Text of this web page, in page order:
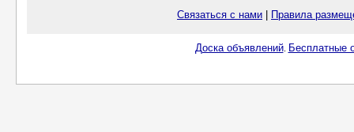
Связаться с нами Правила
Доска объявлений. Бесплатные